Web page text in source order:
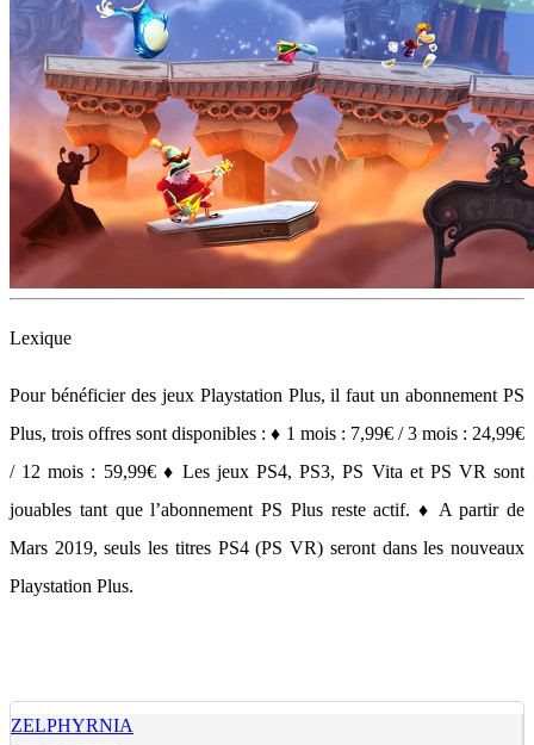
Lexique
Pour bénéficier des jeux Playstation Plus, il faut un abonnement PS
Plus, trois offres sont disponibles : ♦ 1 mois : 7,99€ / 3 mois : 24,99€
/ 12 mois : 59,99€ ♦ Les jeux PS4, PS3, PS Vita et PS VR sont
jouables tant que l’abonnement PS Plus reste actif. ♦ A partir de
Mars 2019, seuls les titres PS4 (PS VR) seront dans les nouveaux
Playstation Plus.
ZELPHYRNIA